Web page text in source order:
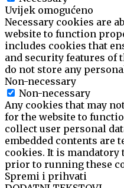
Uvijek omogućeno
Necessary cookies are
website to function
includes cookies that
and security features of
do not store any
Non-necessary
Non-necessary
Any cookies that may
for the website to
collect user personal
embedded contents are
cookies. It is mandatory
prior to running these
Spremi i prihvati